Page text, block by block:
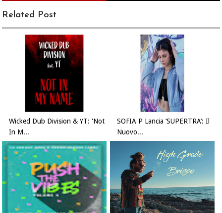
Related Post
Wicked Dub Division & YT: 'Not
In M...
SOFIA P Lancia ‘SUPERTRA’: Il
Nuovo...